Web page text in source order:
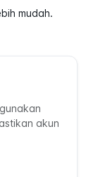
mudah.
akun